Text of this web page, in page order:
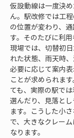
仮設動線は一度決
ん。駅改修では工
の位置が変わり、
す。そのたびに利用
現場では、切替初
れた状態、雨天時
必要に応じて案内
ことが求められま
ても、実際の駅で
選んだり、見落と
ます。こうした小
で、大きなクレー
なります。